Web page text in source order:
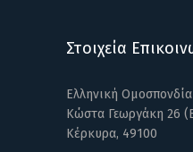
Στοιχεία
Ελληνική
Κώστα Γεωργάκη 26
Κέρκυρα, 49100